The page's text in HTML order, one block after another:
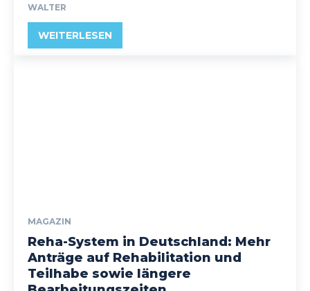
WALTER
WEITERLESEN
MAGAZIN
Reha-System in Deutschland: Mehr
Anträge auf Rehabilitation und
Teilhabe sowie längere